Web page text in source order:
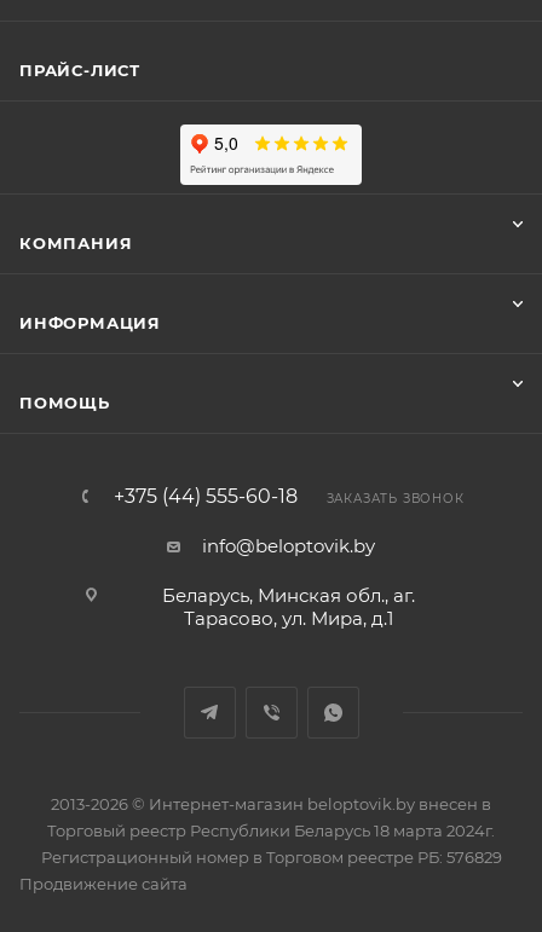
ПРАЙС-ЛИСТ
КОМПАНИЯ
ИНФОРМАЦИЯ
ПОМОЩЬ
+375 (44) 555-60-18 ЗАКАЗАТЬ ЗВОНОК
info@beloptovik.by
Беларусь, Минская обл., аг.
Тарасово, ул. Мира, д.1
2013-2026 © Интернет-магазин beloptovik.by внесен в
Торговый реестр Республики Беларусь 18 марта 2024г.
Регистрационный номер в Торговом реестре РБ: 576829
Продвижение сайта